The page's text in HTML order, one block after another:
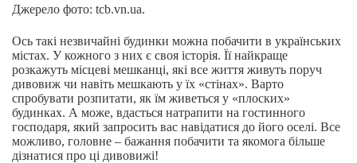
Джерело фото: tcb.vn.ua.
Ось такі незвичайні будинки можна побачити в українських
містах. У кожного з них є своя історія. Її найкраще
розкажуть місцеві мешканці, які все життя живуть поруч
дивовиж чи навіть мешкають у їх «стінах». Варто
спробувати розпитати, як їм живеться у «плоских»
будинках. А може, вдасться натрапити на гостинного
господаря, який запросить вас навідатися до його оселі. Все
можливо, головне – бажання побачити та якомога більше
дізнатися про ці дивовижі!